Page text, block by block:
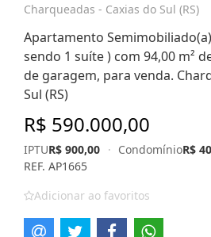
Charqueadas - Caxias do Sul (RS)
Apartamento
sendo 1 suíte ) com 94,00 m²
de garagem, para venda.
Sul (RS)
R$ 590.000,00
IPTUR$ 900,00 · CondomínioR$
REF. AP1665
Adicionar ao favoritos